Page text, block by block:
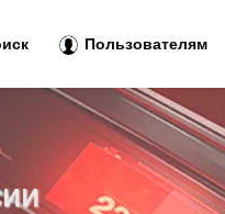
Пользователям